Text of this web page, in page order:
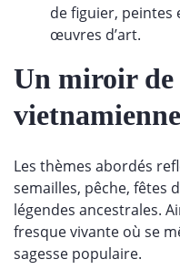
de figuier, peintes
œuvres d’art.
Un miroir de
vietnamienne
Les thèmes abordés
semailles, pêche, fêtes
légendes ancestrales.
fresque vivante où se
sagesse populaire.